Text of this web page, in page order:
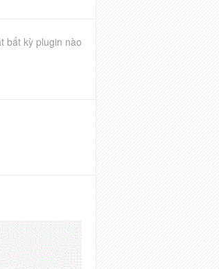
bất kỳ plugin nào